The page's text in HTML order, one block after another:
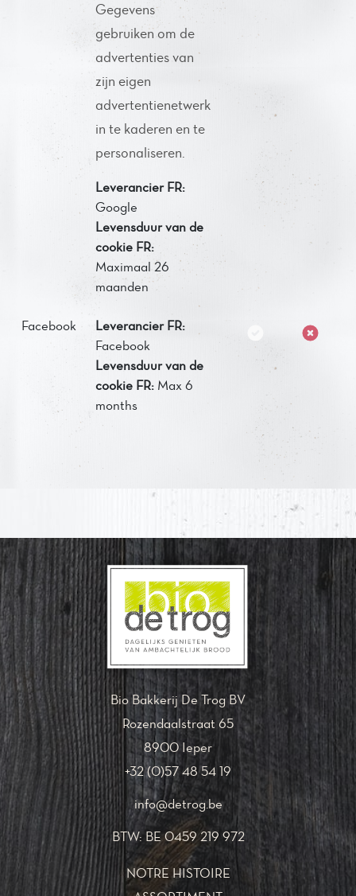
Gegevens
gebruiken om de
advertenties van
zijn eigen
advertentienetwerk
in te kaderen en te
personaliseren.
Leverancier FR:
Google
Levensduur van de
cookie FR:
Maximaal 26
maanden
Facebook
Leverancier FR:
Facebook
Levensduur van de
cookie FR: Max 6
months
Bio Bakkerij De Trog BV
Rozendaalstraat 65
8900 Ieper
+32 (0)57 48 54 19
info@detrog.be
BTW: BE 0459 219 972
NOTRE HISTOIRE